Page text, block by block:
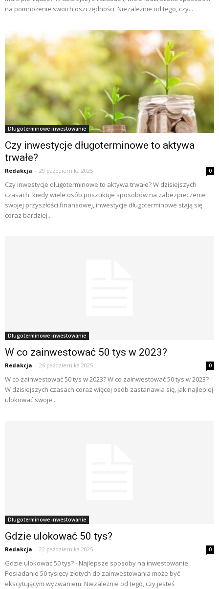
na pomnożenie swoich oszczędności. Niezależnie od tego, czy...
Długoterminowe inwestowanie
Czy inwestycje długoterminowe to aktywa
trwałe?
Redakcja - 29 października 2025 0
Czy inwestycje długoterminowe to aktywa trwałe? W dzisiejszych
czasach, kiedy wiele osób poszukuje sposobów na zabezpieczenie
swojej przyszłości finansowej, inwestycje długoterminowe stają się
coraz bardziej...
Długoterminowe inwestowanie
W co zainwestować 50 tys w 2023?
Redakcja - 26 października 2025 0
W co zainwestować 50 tys w 2023? W co zainwestować 50 tys w 2023?
W dzisiejszych czasach coraz więcej osób zastanawia się, jak najlepiej
ulokować swoje...
Długoterminowe inwestowanie
Gdzie ulokować 50 tys?
Redakcja - 22 października 2025 0
Gdzie ulokować 50 tys? - Najlepsze sposoby na inwestowanie
Posiadanie 50 tysięcy złotych do zainwestowania może być
ekscytującym wyzwaniem. Niezależnie od tego, czy jesteś